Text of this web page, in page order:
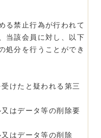
る禁止行為が行われて
当該会員に対し、以下
処分を行うことができ
けたと疑われる第三
はデータ等の削除要
はデータ等の削除